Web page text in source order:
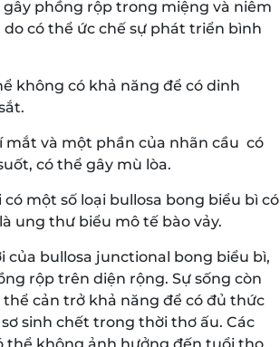
phồng rộp trong miệng và niêm
có thể ức chế sự phát triển bình
không có khả năng để có dinh
mắt và một phần của nhãn cầu có
có thể gây mù lòa.
một số loại bullosa bong biểu bì có
ung thư biểu mô tế bào vảy.
của bullosa junctional bong biểu bì,
rộp trên diện rộng. Sự sống còn
cản trở khả năng để có đủ thức
sinh chết trong thời thơ ấu. Các